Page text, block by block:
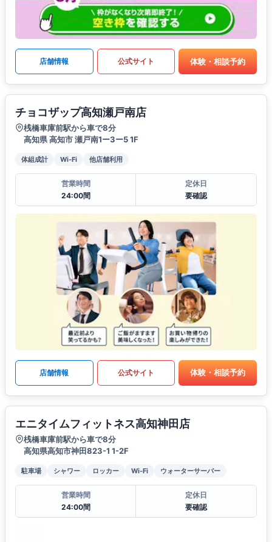
店舗情報 公式サイト 体験・相談予約
チョコザップ高知瀬戸南店
桟橋車庫前駅から車で8分
高知県 高知市 瀬戸南1ー3ー5 1F
体組成計 Wi-Fi 他店舗利用
営業時間
24:00間
定休日
要確認
店舗情報 公式サイト 体験・相談予約
エニタイムフィットネス高知神田店
桟橋車庫前駅から車で8分
高知県高知市神田823-1 1-2F
駐車場 シャワー ロッカー Wi-Fi ウォーターサーバー
営業時間
24:00間
定休日
要確認